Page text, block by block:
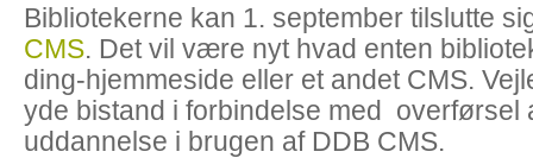
Bibliotekerne kan 1. september tilslutte
CMS. Det vil være nyt hvad enten
ding-hjemmeside eller et andet CMS.
yde bistand i forbindelse med overførsel
uddannelse i brugen af DDB CMS.